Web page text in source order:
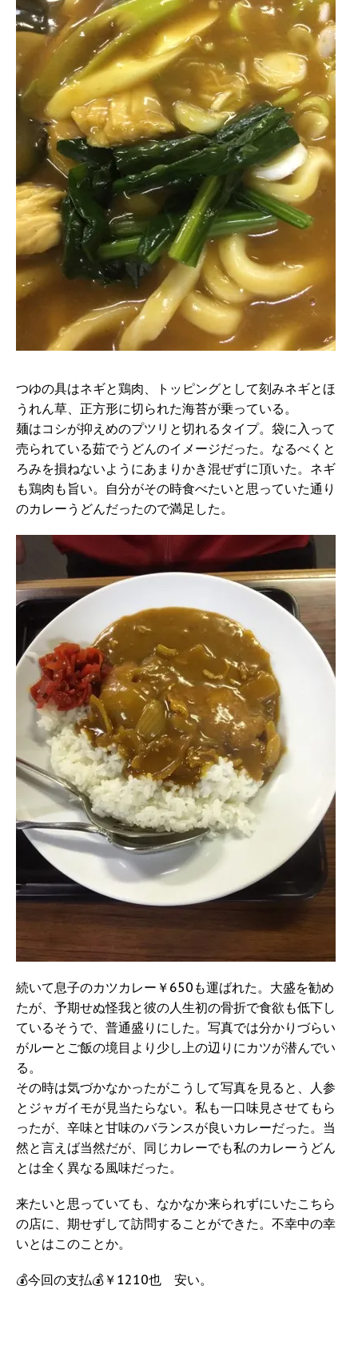
つゆの具はネギと鶏肉、トッピングとして刻みネギとほ
うれん草、正方形に切られた海苔が乗っている。
麺はコシが抑えめのプツリと切れるタイプ。袋に入って
売られている茹でうどんのイメージだった。なるべくと
ろみを損ねないようにあまりかき混ぜずに頂いた。ネギ
も鶏肉も旨い。自分がその時食べたいと思っていた通り
のカレーうどんだったので満足した。
続いて息子のカツカレー￥650も運ばれた。大盛を勧め
たが、予期せぬ怪我と彼の人生初の骨折で食欲も低下し
ているそうで、普通盛りにした。写真では分かりづらい
がルーとご飯の境目より少し上の辺りにカツが潜んでい
る。
その時は気づかなかったがこうして写真を見ると、人参
とジャガイモが見当たらない。私も一口味見させてもら
ったが、辛味と甘味のバランスが良いカレーだった。当
然と言えば当然だが、同じカレーでも私のカレーうどん
とは全く異なる風味だった。
来たいと思っていても、なかなか来られずにいたこちら
の店に、期せずして訪問することができた。不幸中の幸
いとはこのことか。
💰今回の支払💰￥1210也 安い。